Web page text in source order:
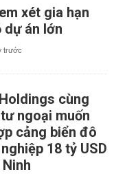
xét gia hạn
dự án lớn
trước
cùng
ngoại muốn
cảng biển đô
18 tỷ USD